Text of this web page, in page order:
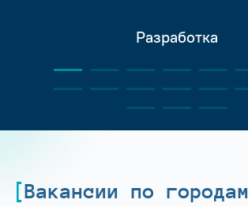
Разработка
Вакансии по городам